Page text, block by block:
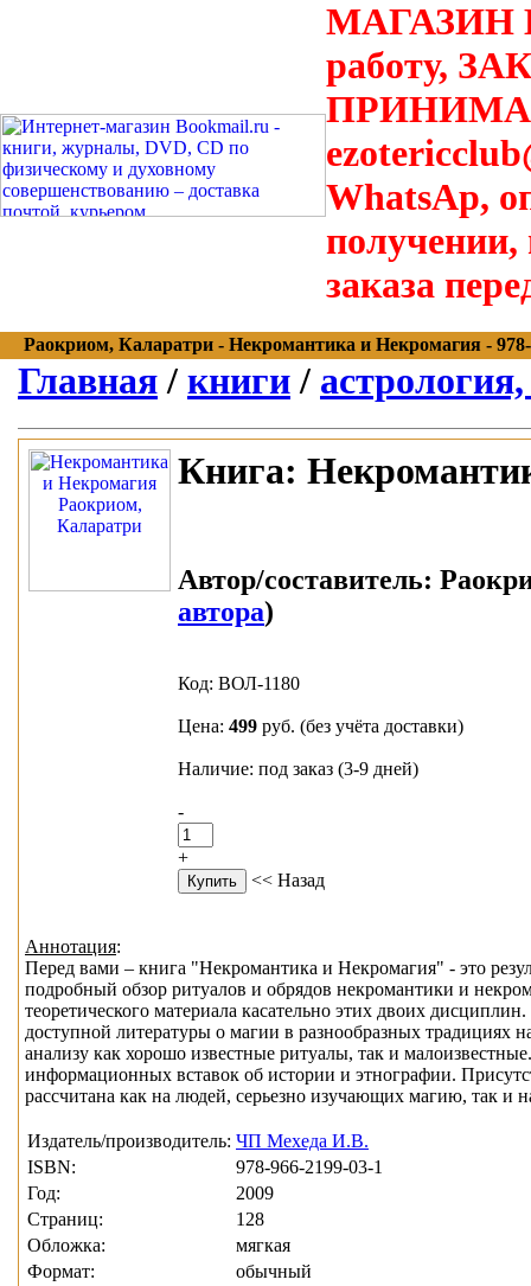
МАГАЗИН
работу,
WhatsAp,
получении,
заказа
Раокриом, Каларатри - Некромантика и Некромагия - 978-
Главная / книги /
Книга:
Автор/составитель:
автора)
Код: ВОЛ-1180
Цена: 499 руб. (без учёта доставки)
Наличие: под заказ (3-9 дней)
-
+
<< Назад
Аннотация:
Перед вами – книга "Некромантика и Некромагия" - это
подробный обзор ритуалов и обрядов некромантики и
теоретического материала касательно этих двоих
доступной литературы о магии в разнообразных традициях
анализу как хорошо известные ритуалы, так и
информационных вставок об истории и этнографии.
рассчитана как на людей, серьезно изучающих магию, так и
Издатель/производитель: ЧП Мехеда И.В.
ISBN:
978-966-2199-03-1
Год:
2009
Страниц:
128
Обложка:
мягкая
Формат:
обычный